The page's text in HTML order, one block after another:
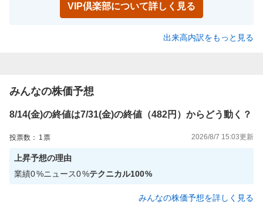
VIP倶楽部について詳しく見る
出来高内訳をもっと見る
みんなの株価予想
8/14(金)の終値は7/31(金)の終値（482円）からどう動く？
投票数： 1 票 2026/8/7 15:03更新
上昇予想の理由
業績0%ニュース0%テクニカル100%
みんなの株価予想を詳しく見る